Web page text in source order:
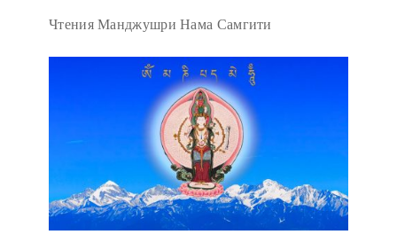
Чтения Манджушри Нама Самгити